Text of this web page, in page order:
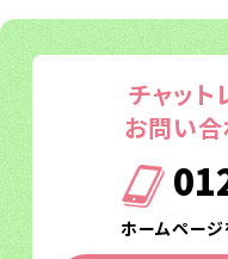
チャッ
お問い合
ホームページ